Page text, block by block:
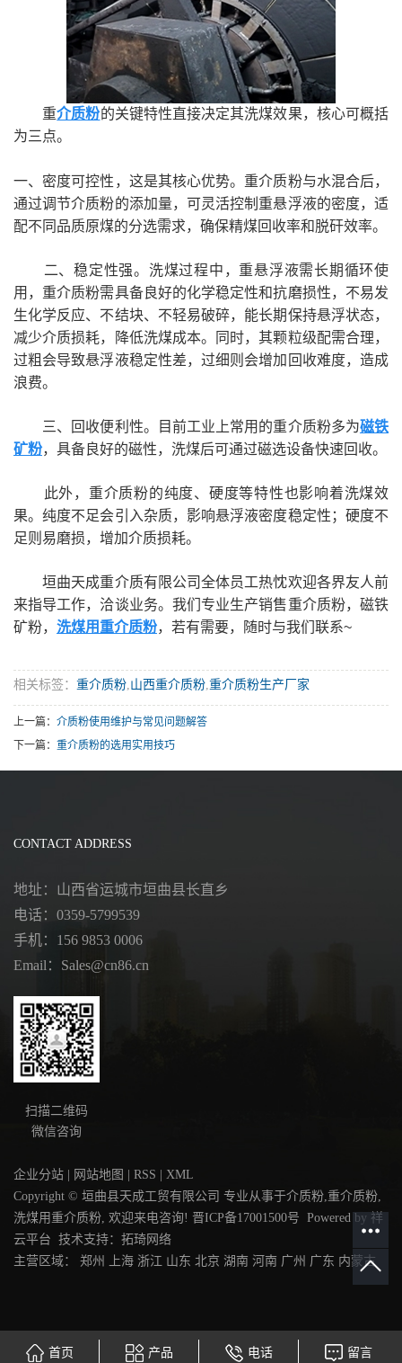
重介质粉的关键特性直接决定其洗煤效果，核心可概括
为三点。
一、密度可控性，这是其核心优势。重介质粉与水混合后，
通过调节介质粉的添加量，可灵活控制重悬浮液的密度，适
配不同品质原煤的分选需求，确保精煤回收率和脱矸效率。
二、稳定性强。洗煤过程中，重悬浮液需长期循环使
用，重介质粉需具备良好的化学稳定性和抗磨损性，不易发
生化学反应、不结块、不轻易破碎，能长期保持悬浮状态，
减少介质损耗，降低洗煤成本。同时，其颗粒级配需合理，
过粗会导致悬浮液稳定性差，过细则会增加回收难度，造成
浪费。
三、回收便利性。目前工业上常用的重介质粉多为磁铁
矿粉，具备良好的磁性，洗煤后可通过磁选设备快速回收。
此外，重介质粉的纯度、硬度等特性也影响着洗煤效
果。纯度不足会引入杂质，影响悬浮液密度稳定性；硬度不
足则易磨损，增加介质损耗。
垣曲天成重介质有限公司全体员工热忱欢迎各界友人前
来指导工作，洽谈业务。我们专业生产销售重介质粉，磁铁
矿粉， 洗煤用重介质粉，若有需要，随时与我们联系~
相关标签： 重介质粉,山西重介质粉,重介质粉生产厂家
上一篇： 介质粉使用维护与常见问题解答
下一篇： 重介质粉的选用实用技巧
CONTACT ADDRESS
地址：山西省运城市垣曲县长直乡
电话：0359-5799539
手机：156 9853 0006
Email：Sales@cn86.cn
扫描二维码
微信咨询
企业分站 网站地图 RSS
XML
Copyright © 垣曲县天成工贸有限公司 专业从事于介质粉,重介质粉,
洗煤用重介质粉, 欢迎来电咨询! 晋ICP备17001500号 Powered by 祥
云平台 技术支持： 拓琦网络
主营区域： 郑州 上海 浙江 山东 北京 湖南 河南 广州 广东 内蒙古
首页 产品 电话 留言